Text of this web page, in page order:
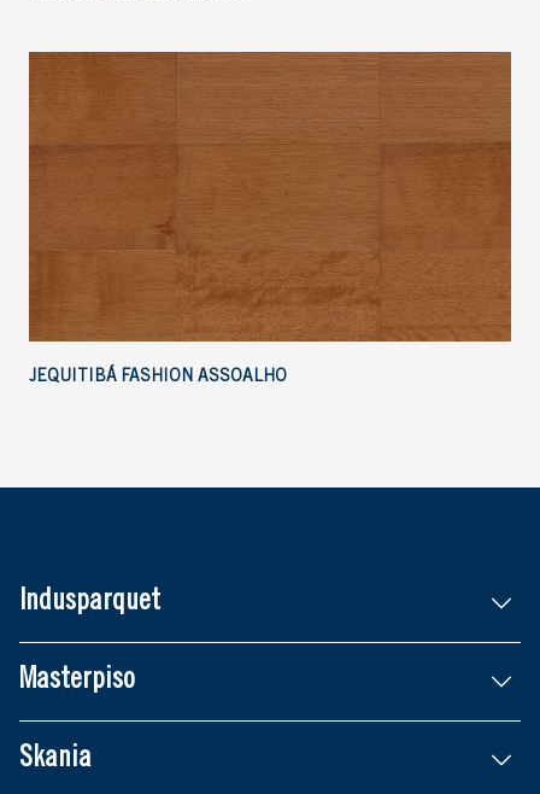
JEQUITIBÁ FASHION ASSOALHO
Indusparquet
Masterpiso
Skania